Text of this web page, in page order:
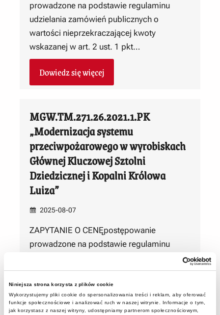
Niniejsza strona korzysta z plików cookie
Wykorzystujemy pliki cookie do spersonalizowania treści i reklam, aby oferować
funkcje społecznościowe i analizować ruch w naszej witrynie. Informacje o tym,
jak korzystasz z naszej witryny, udostępniamy partnerom społecznościowym,
prowadzone na podstawie regulaminu
udzielania zamówień publicznych o
wartości nieprzekraczającej kwoty
wskazanej w art. 2 ust. 1 pkt…
Dowiedz się więcej
MGW.TM.271.26.2021.1.PK
„Modernizacja systemu
przeciwpożarowego w wyrobiskach
Głównej Kluczowej Sztolni
Dziedzicznej i Kopalni Królowa
Luiza”
2025-08-07
ZAPYTANIE O CENĘpostępowanie
prowadzone na podstawie regulaminu
wartości nieprzekraczającej kwoty
wskazanej w art. art. 2 ust….
Dowiedz się więcej